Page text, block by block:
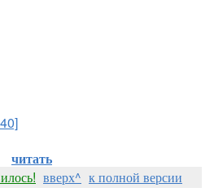
читать
вверх^ к полной версии